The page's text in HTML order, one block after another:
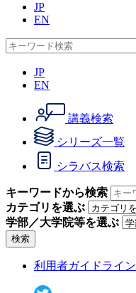
JP
EN
JP
EN
講義検索
シリーズ一覧
シラバス検索
キーワードから検索
カテゴリを選ぶ
学部／大学院等を選ぶ
検索
利用者ガイドライン